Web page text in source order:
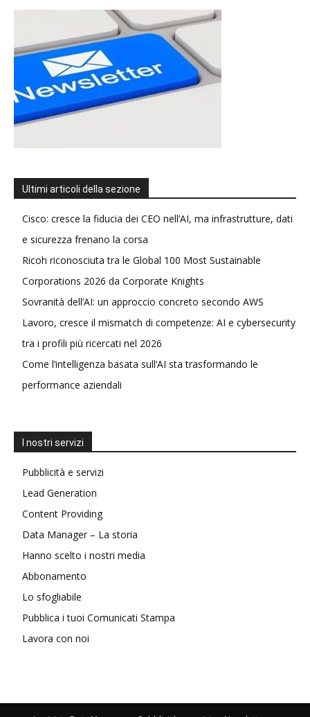
Ultimi articoli della sezione
Cisco: cresce la fiducia dei CEO nell’AI, ma infrastrutture, dati
e sicurezza frenano la corsa
Ricoh riconosciuta tra le Global 100 Most Sustainable
Corporations 2026 da Corporate Knights
Sovranità dell’AI: un approccio concreto secondo AWS
Lavoro, cresce il mismatch di competenze: AI e cybersecurity
tra i profili più ricercati nel 2026
Come l’intelligenza basata sull’AI sta trasformando le
performance aziendali
I nostri servizi
Pubblicità e servizi
Lead Generation
Content Providing
Data Manager – La storia
Hanno scelto i nostri media
Abbonamento
Lo sfogliabile
Pubblica i tuoi Comunicati Stampa
Lavora con noi